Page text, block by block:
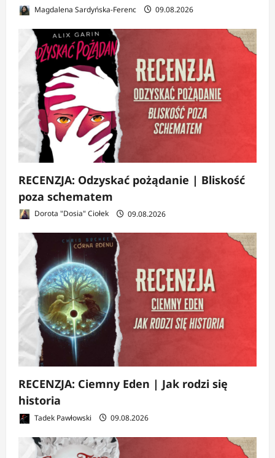
Magdalena Sardyńska-Ferenc 09.08.2026
RECENZJA: Odzyskać pożądanie | Bliskość
poza schematem
Dorota "Dosia" Ciołek 09.08.2026
RECENZJA: Ciemny Eden | Jak rodzi się
historia
Tadek Pawłowski 09.08.2026